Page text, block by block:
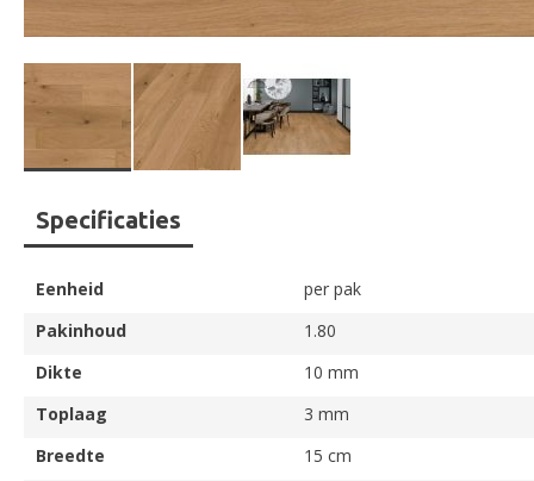
Ga
naar
het
begin
van
de
gallerij
Specificaties
Eenheid
per pak
Pakinhoud
1.80
Dikte
10 mm
Toplaag
3 mm
Breedte
15 cm